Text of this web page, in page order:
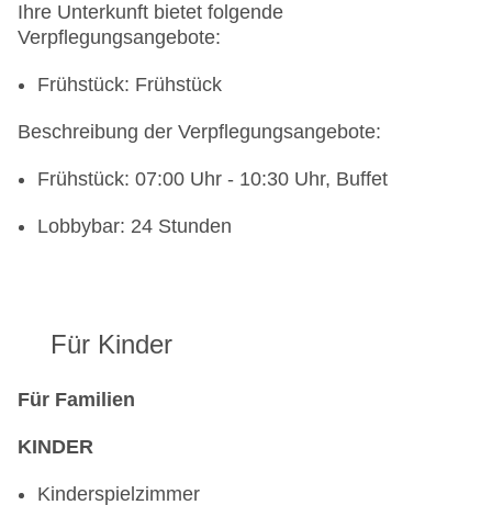
Ihre Unterkunft bietet folgende
Verpflegungsangebote:
Frühstück: Frühstück
Beschreibung der Verpflegungsangebote:
Frühstück: 07:00 Uhr - 10:30 Uhr, Buffet
Lobbybar: 24 Stunden
Für Kinder
Für Familien
KINDER
Kinderspielzimmer